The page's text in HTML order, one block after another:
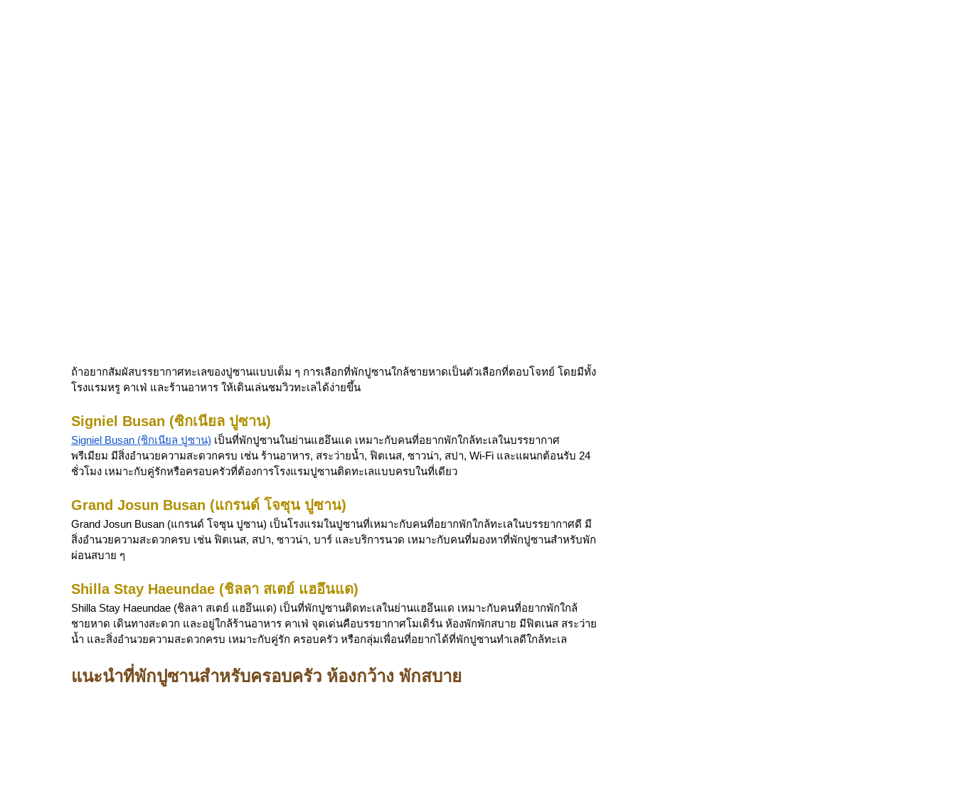
ถ้าอยากสัมผัสบรรยากาศทะเลของปูซานแบบเต็ม ๆ การเลือกที่พักปูซานใกล้ชายหาดเป็นตัวเลือกที่ตอบโจทย์ โดยมีทั้ง
โรงแรมหรู คาเฟ่ และร้านอาหาร ให้เดินเล่นชมวิวทะเลได้ง่ายขึ้น
Signiel Busan (ซิกเนียล ปูซาน)
Signiel Busan (ซิกเนียล ปูซาน) เป็นที่พักปูซานในย่านแฮอึนแด เหมาะกับคนที่อยากพักใกล้ทะเลในบรรยากาศ
พรีเมียม มีสิ่งอำนวยความสะดวกครบ เช่น ร้านอาหาร, สระว่ายน้ำ, ฟิตเนส, ซาวน่า, สปา, Wi-Fi และแผนกต้อนรับ 24
ชั่วโมง เหมาะกับคู่รักหรือครอบครัวที่ต้องการโรงแรมปูซานติดทะเลแบบครบในที่เดียว
Grand Josun Busan (แกรนด์ โจซุน ปูซาน)
Grand Josun Busan (แกรนด์ โจซุน ปูซาน) เป็นโรงแรมในปูซานที่เหมาะกับคนที่อยากพักใกล้ทะเลในบรรยากาศดี มี
สิ่งอำนวยความสะดวกครบ เช่น ฟิตเนส, สปา, ซาวน่า, บาร์ และบริการนวด เหมาะกับคนที่มองหาที่พักปูซานสำหรับพัก
ผ่อนสบาย ๆ
Shilla Stay Haeundae (ชิลลา สเตย์ แฮอึนแด)
Shilla Stay Haeundae (ชิลลา สเตย์ แฮอึนแด) เป็นที่พักปูซานติดทะเลในย่านแฮอึนแด เหมาะกับคนที่อยากพักใกล้
ชายหาด เดินทางสะดวก และอยู่ใกล้ร้านอาหาร คาเฟ่ จุดเด่นคือบรรยากาศโมเดิร์น ห้องพักพักสบาย มีฟิตเนส สระว่าย
น้ำ และสิ่งอำนวยความสะดวกครบ เหมาะกับคู่รัก ครอบครัว หรือกลุ่มเพื่อนที่อยากได้ที่พักปูซานทำเลดีใกล้ทะเล
แนะนำที่พักปูซานสำหรับครอบครัว ห้องกว้าง พักสบาย